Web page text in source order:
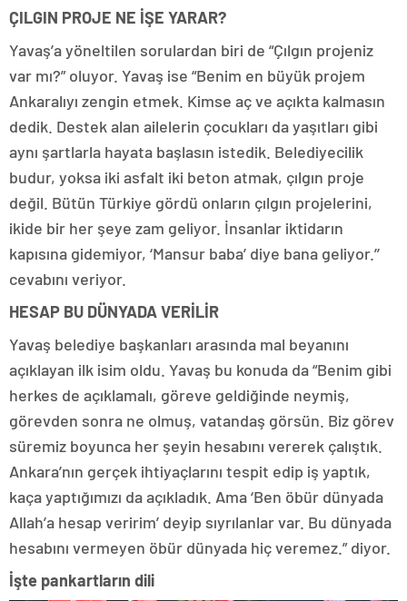
ÇILGIN PROJE NE İŞE YARAR?
Yavaş’a yöneltilen sorulardan biri de “Çılgın projeniz
var mı?” oluyor. Yavaş ise “Benim en büyük projem
Ankaralıyı zengin etmek. Kimse aç ve açıkta kalmasın
dedik. Destek alan ailelerin çocukları da yaşıtları gibi
aynı şartlarla hayata başlasın istedik. Belediyecilik
budur, yoksa iki asfalt iki beton atmak, çılgın proje
değil. Bütün Türkiye gördü onların çılgın projelerini,
ikide bir her şeye zam geliyor. İnsanlar iktidarın
kapısına gidemiyor, ‘Mansur baba’ diye bana geliyor.’’
cevabını veriyor.
HESAP BU DÜNYADA VERİLİR
Yavaş belediye başkanları arasında mal beyanını
açıklayan ilk isim oldu. Yavaş bu konuda da “Benim gibi
herkes de açıklamalı, göreve geldiğinde neymiş,
görevden sonra ne olmuş, vatandaş görsün. Biz görev
süremiz boyunca her şeyin hesabını vererek çalıştık.
Ankara’nın gerçek ihtiyaçlarını tespit edip iş yaptık,
kaça yaptığımızı da açıkladık. Ama ‘Ben öbür dünyada
Allah’a hesap veririm’ deyip sıyrılanlar var. Bu dünyada
hesabını vermeyen öbür dünyada hiç veremez.” diyor.
İşte pankartların dili